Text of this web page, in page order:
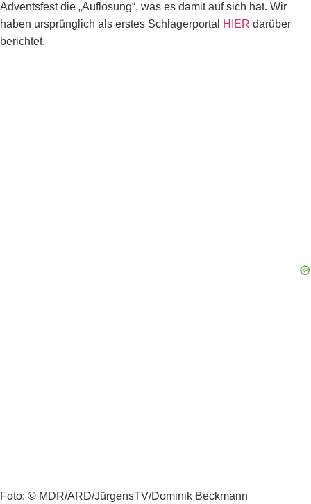
Adventsfest die „Auflösung“, was es damit auf sich hat. Wir
haben ursprünglich als erstes Schlagerportal
HIER darüber
berichtet.
Foto: © MDR/ARD/JürgensTV/Dominik Beckmann